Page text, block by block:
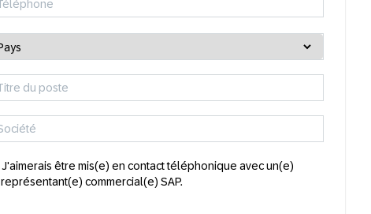
J'aimerais être mis(e) en contact téléphonique avec un(e)
représentant(e) commercial(e) SAP.